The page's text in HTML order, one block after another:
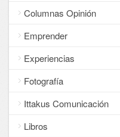
Columnas Opinión
Emprender
Experiencias
Fotografía
Ittakus Comunicación
Libros